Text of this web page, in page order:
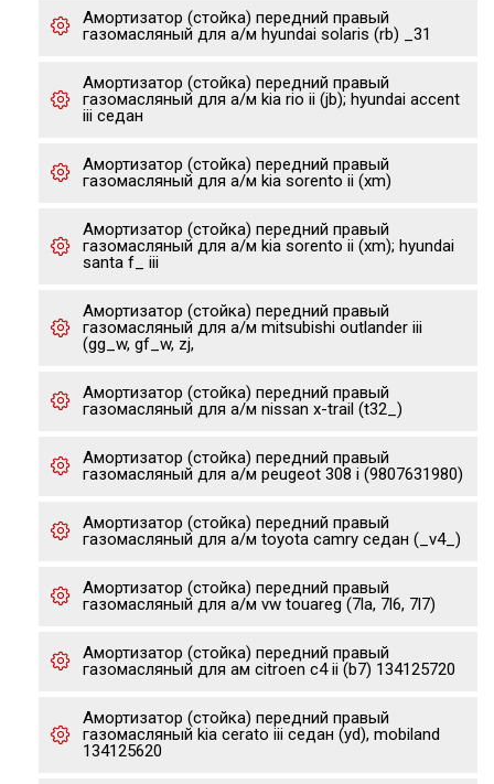
Амортизатор (стойка) передний правый
газомасляный для а/м hyundai solaris (rb) _31
Амортизатор (стойка) передний правый
газомасляный для а/м kia rio ii (jb); hyundai accent
iii седан
Амортизатор (стойка) передний правый
газомасляный для а/м kia sorento ii (xm)
Амортизатор (стойка) передний правый
газомасляный для а/м kia sorento ii (xm); hyundai
santa f_ iii
Амортизатор (стойка) передний правый
газомасляный для а/м mitsubishi outlander iii
(gg_w, gf_w, zj,
Амортизатор (стойка) передний правый
газомасляный для а/м nissan x-trail (t32_)
Амортизатор (стойка) передний правый
газомасляный для а/м peugeot 308 i (9807631980)
Амортизатор (стойка) передний правый
газомасляный для а/м toyota camry седан (_v4_)
Амортизатор (стойка) передний правый
газомасляный для а/м vw touareg (7la, 7l6, 7l7)
Амортизатор (стойка) передний правый
газомасляный для ам citroen c4 ii (b7) 134125720
Амортизатор (стойка) передний правый
газомасляный kia cerato iii седан (yd), mobiland
134125620